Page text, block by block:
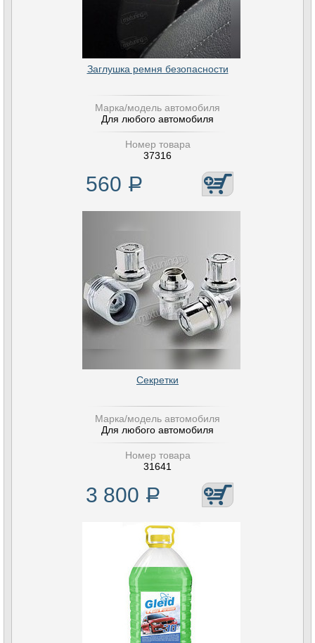
Заглушка ремня безопасности
Марка/модель автомобиля
Для любого автомобиля
Номер товара
37316
560 Р
Секретки
Марка/модель автомобиля
Для любого автомобиля
Номер товара
31641
3 800 Р